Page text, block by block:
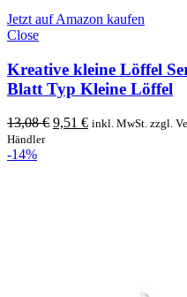
Jetzt auf Amazon kaufen
Close
Kreative kleine Löffel
Blatt Typ Kleine Löffel
13,08€ Original
9,51 €Current
inkl. MwSt. zzgl.
Händler
-14%